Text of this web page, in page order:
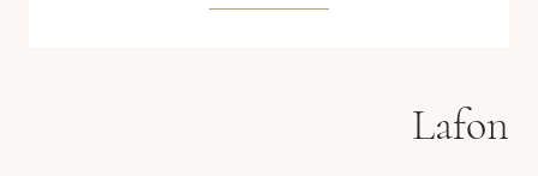
Lafon